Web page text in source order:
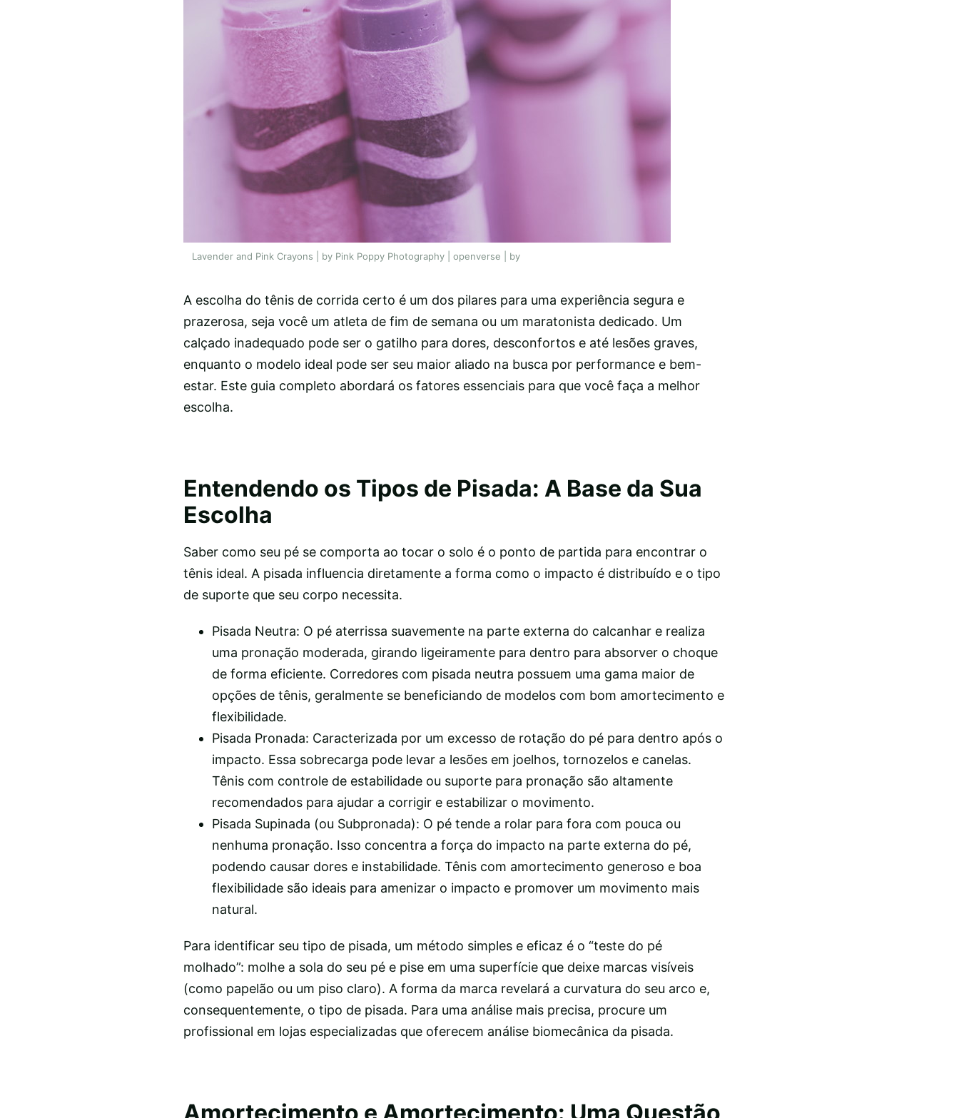
Lavender and Pink Crayons | by Pink Poppy Photography | openverse | by
A escolha do tênis de corrida certo é um dos pilares para uma experiência segura e
prazerosa, seja você um atleta de fim de semana ou um maratonista dedicado. Um
calçado inadequado pode ser o gatilho para dores, desconfortos e até lesões graves,
enquanto o modelo ideal pode ser seu maior aliado na busca por performance e bem-
estar. Este guia completo abordará os fatores essenciais para que você faça a melhor
escolha.
Entendendo os Tipos de Pisada: A Base da Sua
Escolha
Saber como seu pé se comporta ao tocar o solo é o ponto de partida para encontrar o
tênis ideal. A pisada influencia diretamente a forma como o impacto é distribuído e o tipo
de suporte que seu corpo necessita.
Pisada Neutra: O pé aterrissa suavemente na parte externa do calcanhar e realiza
uma pronação moderada, girando ligeiramente para dentro para absorver o choque
de forma eficiente. Corredores com pisada neutra possuem uma gama maior de
opções de tênis, geralmente se beneficiando de modelos com bom amortecimento e
flexibilidade.
Pisada Pronada: Caracterizada por um excesso de rotação do pé para dentro após o
impacto. Essa sobrecarga pode levar a lesões em joelhos, tornozelos e canelas.
Tênis com controle de estabilidade ou suporte para pronação são altamente
recomendados para ajudar a corrigir e estabilizar o movimento.
Pisada Supinada (ou Subpronada): O pé tende a rolar para fora com pouca ou
nenhuma pronação. Isso concentra a força do impacto na parte externa do pé,
podendo causar dores e instabilidade. Tênis com amortecimento generoso e boa
flexibilidade são ideais para amenizar o impacto e promover um movimento mais
natural.
Para identificar seu tipo de pisada, um método simples e eficaz é o “teste do pé
molhado”: molhe a sola do seu pé e pise em uma superfície que deixe marcas visíveis
(como papelão ou um piso claro). A forma da marca revelará a curvatura do seu arco e,
consequentemente, o tipo de pisada. Para uma análise mais precisa, procure um
profissional em lojas especializadas que oferecem análise biomecânica da pisada.